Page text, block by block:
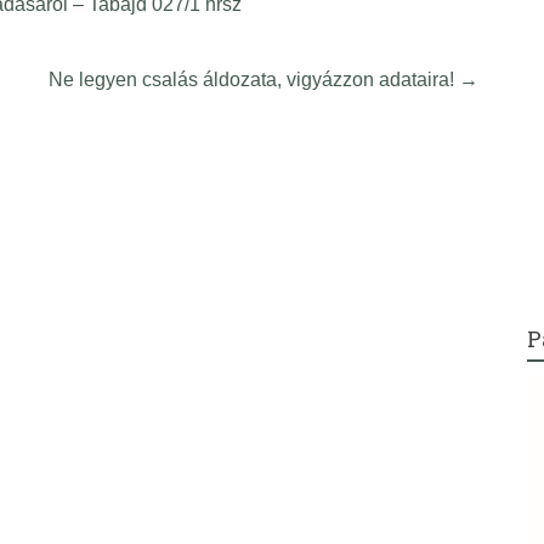
– Tabajd 027/1 hrsz
Ne legyen csalás áldozata, vigyázzon adataira! →